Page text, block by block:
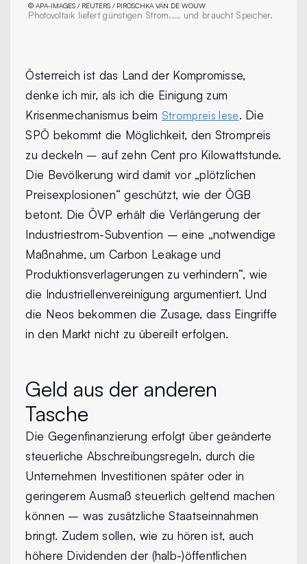
©APA-IMAGES / REUTERS / PIROSCHKA VAN DE WOUW
Photovoltaik liefert günstigen Strom.... und braucht Speicher.
Österreich ist das Land der Kompromisse,
denke ich mir, als ich die Einigung zum
Krisenmechanismus beim Strompreis lese. Die
SPÖ bekommt die Möglichkeit, den Strompreis
zu deckeln – auf zehn Cent pro Kilowattstunde.
Die Bevölkerung wird damit vor „plötzlichen
Preisexplosionen“ geschützt, wie der ÖGB
betont. Die ÖVP erhält die Verlängerung der
Industriestrom-Subvention – eine „notwendige
Maßnahme, um Carbon Leakage und
Produktionsverlagerungen zu verhindern“, wie
die Industriellenvereinigung argumentiert. Und
die Neos bekommen die Zusage, dass Eingriffe
in den Markt nicht zu übereilt erfolgen.
Geld aus der anderen
Tasche
Die Gegenfinanzierung erfolgt über geänderte
steuerliche Abschreibungsregeln, durch die
Unternehmen Investitionen später oder in
geringerem Ausmaß steuerlich geltend machen
können – was zusätzliche Staatseinnahmen
bringt. Zudem sollen, wie zu hören ist, auch
höhere Dividenden der (halb-)öffentlichen